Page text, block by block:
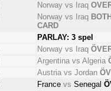
Norwayvs Iraq
Norwayvs Iraq
CARD
PARLAY: 3 spel
Norwayvs Iraq
Argentinavs Algeria
Austriavs Jordan
Francevs Senegal